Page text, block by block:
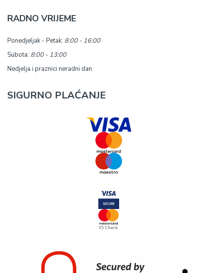
RADNO VRIJEME
Ponedjeljak - Petak: 8:00 - 16:00
Subota: 8:00 - 13:00
Nedjelja i praznici neradni dan
SIGURNO PLAĆANJE